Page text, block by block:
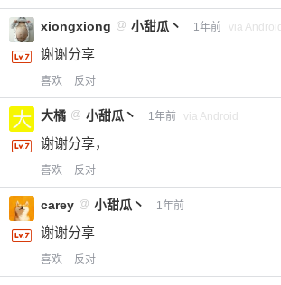
xiongxiong @ 小甜瓜丶 1年前 via Android
谢谢分享
喜欢 反对
大橘 @ 小甜瓜丶 1年前 via Android
谢谢分享，
喜欢 反对
carey @ 小甜瓜丶 1年前
谢谢分享
喜欢 反对